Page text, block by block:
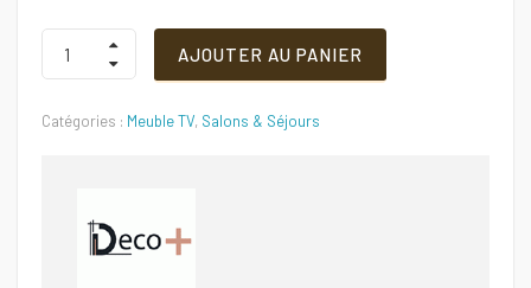
Meuble
MED
AJOUTER AU PANIER
Catégories : Meuble TV, Salons & Séjours